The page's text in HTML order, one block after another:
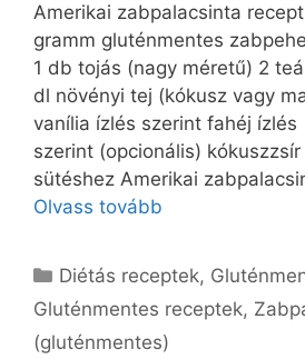
Amerikai zabpalacsinta
gramm gluténmentes
1 db tojás (nagy méretű) 2
dl növényi tej (kókusz vagy
vanília ízlés szerint fahéj ízlés
szerint (opcionális)
sütéshez Amerikai
Olvass tovább
Kategória
Diétás receptek,
Gluténmentes receptek,
(gluténmentes)